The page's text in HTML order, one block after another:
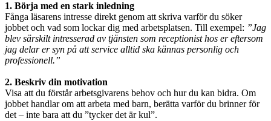
1. Börja med en stark inledning
Fånga läsarens intresse direkt genom att skriva varför du söker
jobbet och vad som lockar dig med arbetsplatsen. Till exempel: ”Jag
blev särskilt intresserad av tjänsten som receptionist hos er eftersom
jag delar er syn på att service alltid ska kännas personlig och
professionell.”
2. Beskriv din motivation
Visa att du förstår arbetsgivarens behov och hur du kan bidra. Om
jobbet handlar om att arbeta med barn, berätta varför du brinner för
det – inte bara att du ”tycker det är kul”.